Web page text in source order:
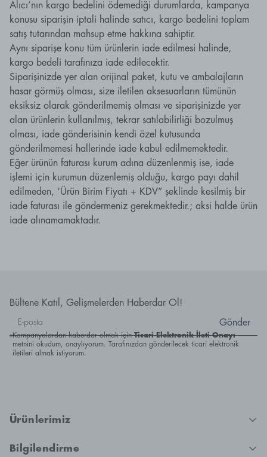
Alıcı’nın kargo bedelini ödemediği durumlarda, kampanya
konusu siparişin iptali halinde satıcı, kargo bedelini toplam
satış tutarından mahsup etme hakkına sahiptir.
Aynı siparişe konu tüm ürünlerin iade edilmesi halinde,
kargo bedeli tarafınıza iade edilecektir.
Siparişinizde yer alan orijinal paket, kutu ve ambalajların
hasar görmüş olması, size iletilen aksesuarların tümünün
eksiksiz olarak gönderilmemiş olması ve siparişinizde yer
alan ürünlerin kullanılmış, tekrar satılabilirliği bozulmuş
olması, iade gönderisinin kendi özel kutusunda
gönderilmemesi hallerinde iade kabul edilmemektedir.
Eğer ürünün faturası kurum adına düzenlenmiş ise, iade
işlemi için kurumun düzenlemiş olduğu, kargo payı dahil
edilmeden, ‘Ürün Birim Fiyatı + KDV” şeklinde kesilmiş bir
iade faturası ile göndermeniz gerekmektedir.; aksi halde ürün
iade alınamamaktadır.
Bültene Katıl, Gelişmelerden Haberdar Ol!
Gönder
Kampanyalardan haberdar olmak için Ticari Elektronik İleti Onayı
metnini okudum, onaylıyorum. Tarafınızdan gönderilecek ticari elektronik
iletileri almak istiyorum.
Ürünlerimiz
Bilgilendirme